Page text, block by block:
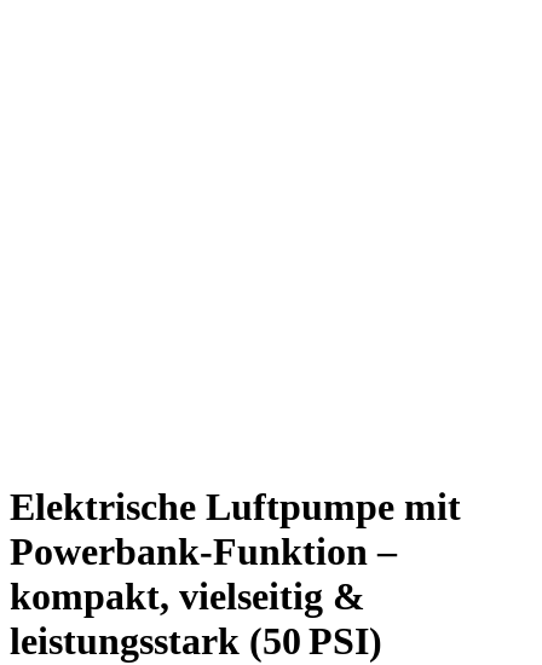
Elektrische Luftpumpe mit
Powerbank‑Funktion –
kompakt, vielseitig &
leistungsstark (50 PSI)